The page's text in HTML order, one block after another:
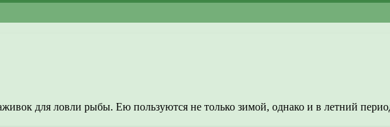
для ловли рыбы. Ею пользуются не только зимой, однако и в летний